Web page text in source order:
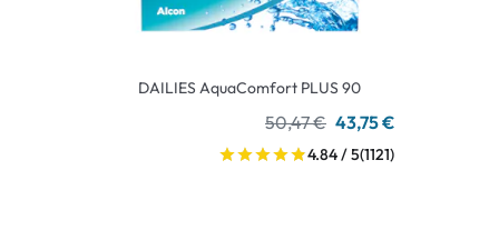
DAILIES AquaComfort PLUS 90
50,47 € 43,75 €
4.84 / 5(1121)